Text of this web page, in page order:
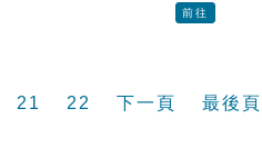
前往
21 22 下一頁 最後頁